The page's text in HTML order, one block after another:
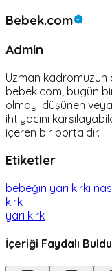
Bebek.com
Admin
Uzman kadromuzun
bebek.com; bugün
olmayı düşünen
ihtiyacını
içeren bir portaldır.
Etiketler
bebeğin yarı kırkı
kırk
yarı kırk
İçeriği Faydalı